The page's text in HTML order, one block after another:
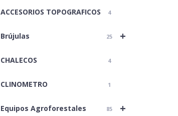
ACCESORIOS TOPOGRAFICOS 4
+
Brújulas 25
CHALECOS 4
CLINOMETRO 1
+
Equipos Agroforestales 85